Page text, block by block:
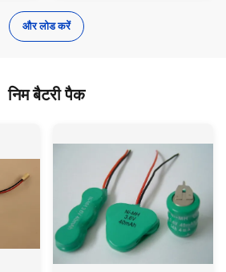
और लोड करें
निम बैटरी पैक